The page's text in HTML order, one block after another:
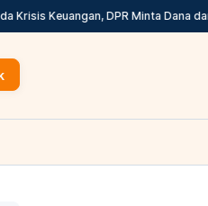
Krisis Keuangan, DPR Minta Dana dari